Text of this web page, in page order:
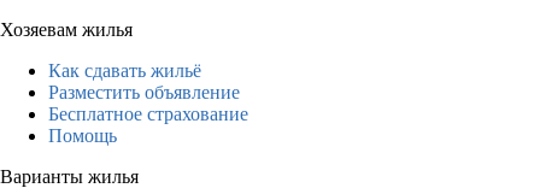
Хозяевам жилья
Как сдавать жильё
Разместить объявление
Бесплатное страхование
Помощь
Варианты жилья